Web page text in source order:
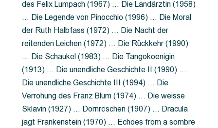
des Felix Lumpach (1967) … Die Landärztin (1958)
… Die Legende von Pinocchio (1996) … Die Moral
der Ruth Halbfass (1972) … Die Nacht der
reitenden Leichen (1972) … Die Rückkehr (1990)
… Die Schaukel (1983) … Die Tangokoenigin
(1913) … Die unendliche Geschichte II (1990) …
Die unendliche Geschichte III (1994) … Die
Verrohung des Franz Blum (1974) … Die weisse
Sklavin (1927) … Dornröschen (1907) … Dracula
jagt Frankenstein (1970) … Echoes from a sombre